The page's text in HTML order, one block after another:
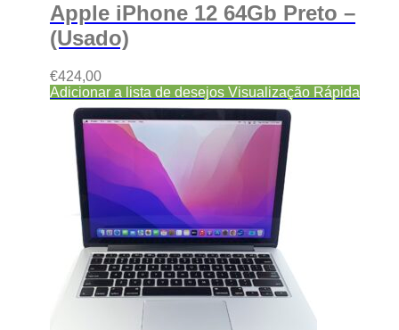
Apple iPhone 12 64Gb Preto –
(Usado)
€424,00
Adicionar a lista de desejos Visualização Rápida